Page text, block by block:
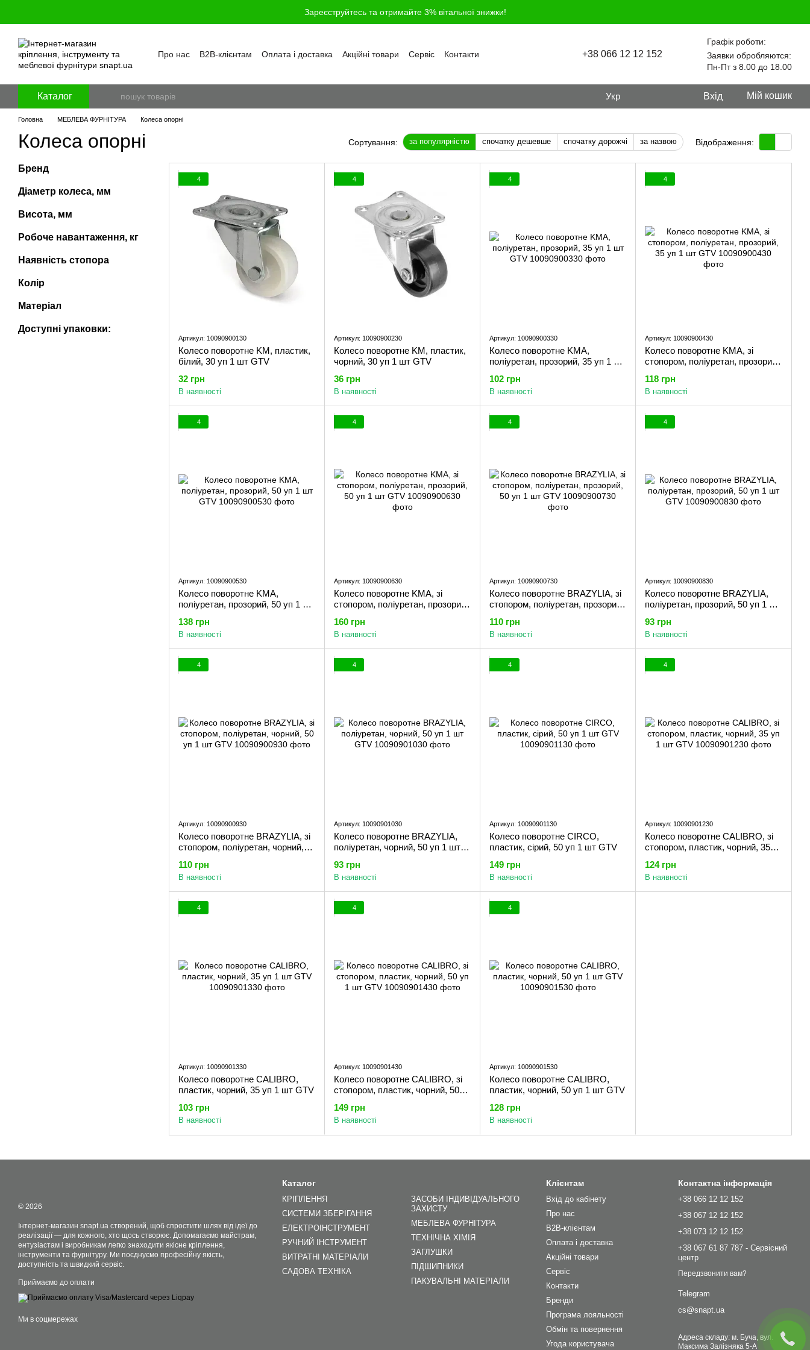
Зареєструйтесь та отримайте 3% вітальної знижки!
Про нас B2B-клієнтам Оплата і доставка Акційні товари Сервіс
Контакти
+38 066 12 12 152
Графік роботи:
Заявки обробляются:
Пн-Пт з 8.00 до 18.00
Каталог Укр Вхід Мій кошик
Головна МЕБЛЕВА ФУРНІТУРА Колеса опорні
Колеса опорні Сортування: за популярністю спочатку дешевше спочатку дорожчі за назвою Відображення:
4
Артикул: 10090900130
Колесо поворотне KM, пластик,
білий, 30 уп 1 шт GTV
32 грн
В наявності
4
Артикул: 10090900230
Колесо поворотне KM, пластик,
чорний, 30 уп 1 шт GTV
36 грн
В наявності
4
Артикул: 10090900330
Колесо поворотне KMA,
поліуретан, прозорий, 35 уп 1 шт
102 грн
В наявності
4
Артикул: 10090900430
Колесо поворотне KMA, зі
стопором, поліуретан, прозорий,
118 грн
В наявності
4
Артикул: 10090900530
Колесо поворотне KMA,
поліуретан, прозорий, 50 уп 1 шт
138 грн
В наявності
4
Артикул: 10090900630
Колесо поворотне KMA, зі
стопором, поліуретан, прозорий,
160 грн
В наявності
4
Артикул: 10090900730
Колесо поворотне BRAZYLIA, зі
стопором, поліуретан, прозорий,
110 грн
В наявності
4
Артикул: 10090900830
Колесо поворотне BRAZYLIA,
поліуретан, прозорий, 50 уп 1 шт
93 грн
В наявності
4
Артикул: 10090900930
Колесо поворотне BRAZYLIA, зі
стопором, поліуретан, чорний,
110 грн
В наявності
4
Артикул: 10090901030
Колесо поворотне BRAZYLIA,
поліуретан, чорний, 50 уп 1 шт
93 грн
В наявності
4
Артикул: 10090901130
Колесо поворотне CIRCO,
пластик, сірий, 50 уп 1 шт GTV
149 грн
В наявності
4
Артикул: 10090901230
Колесо поворотне CALIBRO, зі
стопором, пластик, чорний, 35
124 грн
В наявності
4
Артикул: 10090901330
Колесо поворотне CALIBRO,
пластик, чорний, 35 уп 1 шт GTV
103 грн
В наявності
4
Артикул: 10090901430
Колесо поворотне CALIBRO, зі
стопором, пластик, чорний, 50
149 грн
В наявності
4
Артикул: 10090901530
Колесо поворотне CALIBRO,
пластик, чорний, 50 уп 1 шт GTV
128 грн
В наявності
Бренд
Діаметр колеса, мм
Висота, мм
Робоче навантаження, кг
Наявність стопора
Колір
Матеріал
Доступні упаковки:
© 2026
Інтернет-магазин snapt.ua створений, щоб спростити шлях від ідеї до
реалізації — для кожного, хто щось створює. Допомагаємо майстрам,
ентузіастам і виробникам легко знаходити якісне кріплення,
інструменти та фурнітуру. Ми поєднуємо професійну якість,
доступність та швидкий сервіс.
Приймаємо до оплати
Ми в соцмережах
Каталог
КРІПЛЕННЯ
СИСТЕМИ ЗБЕРІГАННЯ
ЕЛЕКТРОІНСТРУМЕНТ
РУЧНИЙ ІНСТРУМЕНТ
ВИТРАТНІ МАТЕРІАЛИ
САДОВА ТЕХНІКА
ЗАСОБИ ІНДИВІДУАЛЬНОГО
ЗАХИСТУ
МЕБЛЕВА ФУРНІТУРА
ТЕХНІЧНА ХІМІЯ
ЗАГЛУШКИ
ПІДШИПНИКИ
ПАКУВАЛЬНІ МАТЕРІАЛИ
Клієнтам
Вхід до кабінету
Про нас
B2B-клієнтам
Оплата і доставка
Акційні товари
Сервіс
Контакти
Бренди
Програма лояльності
Обмін та повернення
Угода користувача
Контактна інформація
+38 066 12 12 152
+38 067 12 12 152
+38 073 12 12 152
+38 067 61 87 787 - Сервісний
центр
Передзвонити вам?
Telegram
cs@snapt.ua
Адреса складу: м. Буча, вул.
Максима Залізняка 5-А